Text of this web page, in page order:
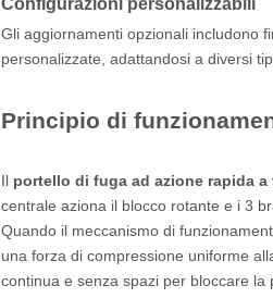
Gli aggiornamenti opzionali includono
personalizzate, adattandosi a diversi
Principio di
Il portello di fuga ad azione rapida
centrale aziona il blocco rotante e i 3
Quando il meccanismo di
una forza di compressione uniforme
continua e senza spazi per bloccare